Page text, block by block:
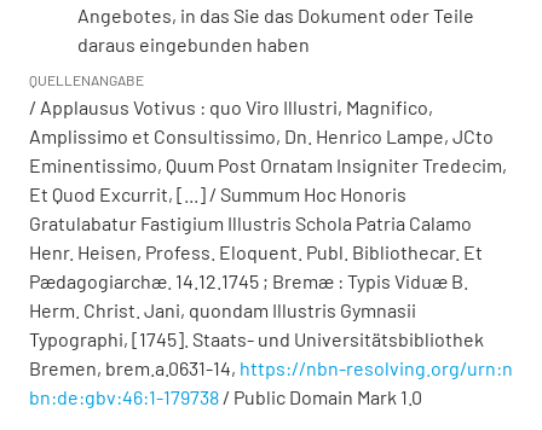
Angebotes, in das Sie das Dokument oder Teile
daraus eingebunden haben
QUELLENANGABE
/ Applausus Votivus : quo Viro Illustri, Magnifico,
Amplissimo et Consultissimo, Dn. Henrico Lampe, JCto
Eminentissimo, Quum Post Ornatam Insigniter Tredecim,
Et Quod Excurrit, [...] / Summum Hoc Honoris
Gratulabatur Fastigium Illustris Schola Patria Calamo
Henr. Heisen, Profess. Eloquent. Publ. Bibliothecar. Et
Pædagogiarchæ. 14.12.1745 ; Bremæ : Typis Viduæ B.
Herm. Christ. Jani, quondam Illustris Gymnasii
Typographi, [1745]. Staats- und Universitätsbibliothek
Bremen, brem.a.0631-14, https://nbn-resolving.org/urn:n
bn:de:gbv:46:1-179738 / Public Domain Mark 1.0